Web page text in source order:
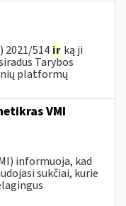
2021/514 ir ką ji
Tarybos
platformų
VMI
informuoja, kad
sukčiai, kurie